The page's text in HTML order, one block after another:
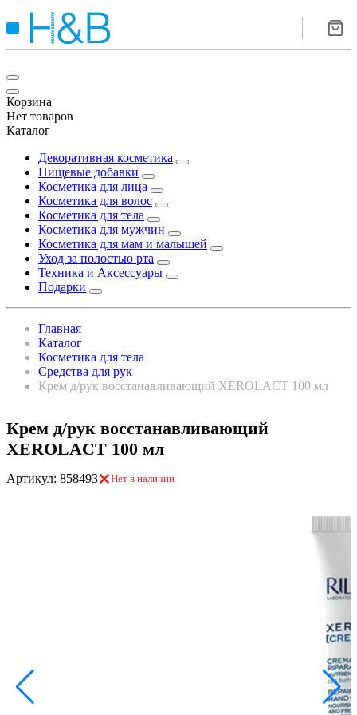
Корзина
Нет товаров
Каталог
Декоративная косметика
Пищевые добавки
Косметика для лица
Косметика для волос
Косметика для тела
Косметика для мужчин
Косметика для мам и малышей
Уход за полостью рта
Техника и Аксессуары
Подарки
Главная
Каталог
Косметика для тела
Средства для рук
Крем д/рук восстанавливающий XEROLACT 100 мл
Крем д/рук восстанавливающий
XEROLACT 100 мл
Артикул: 858493 Нет в наличии